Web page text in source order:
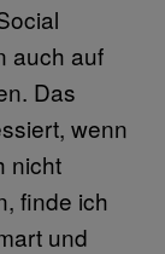
auch auf
Das
wenn
nicht
finde ich
und